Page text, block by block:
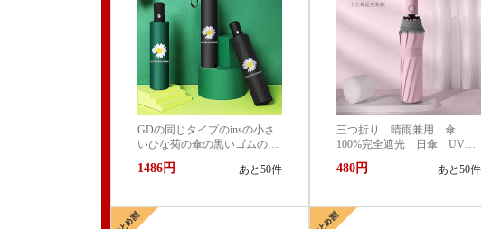
GDの同じタイプのinsの小さ
いひな菊の傘の黒いゴムの晴
雨の両用の日傘の女性の折り
畳む日よけの傘の卸売り
1486円 あと50件
三つ折り 晴雨兼用 傘
100%完全遮光 日傘 UVカ
ット 99.9% 紫外線対策 UV
ケア 折りたたみ傘 遮光
クト かわいい
480円 あと50件